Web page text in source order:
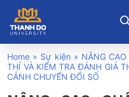
Home » Sự kiện » NÂNG
THÍ VÀ KIỂM TRA ĐÁNH GIÁ
CẢNH CHUYỂN ĐỔI SỐ